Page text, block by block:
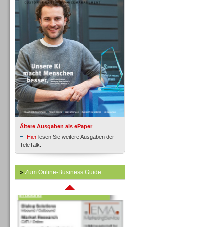
Ältere Ausgaben als ePaper
Hier lesen Sie weitere Ausgaben der
TeleTalk.
» Zum Online-Business Guide
Inbound
Inbound